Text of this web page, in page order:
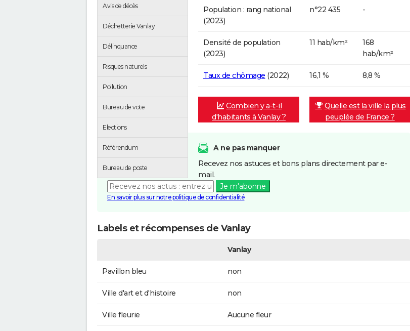
Avis de décès
Déchetterie Vanlay
Délinquance
Risques naturels
Pollution
Bureau de vote
Elections
Référendum
Bureau de poste
Population : rang national
(2023)
n°22 435 -
Densité de population
(2023)
11 hab/km²
168
hab/km²
Taux de chômage (2022) 16,1 % 8,8 %
Combien y a-t-il
d'habitants à Vanlay ?
Quelle est la ville la plus
peuplée de France ?
A ne pas manquer
Recevez nos astuces et bons plans directement par e-
mail.
Je m'abonne
En savoir plus sur notre politique de confidentialité
Labels et récompenses de Vanlay
Vanlay
Pavillon bleu non
Ville d'art et d'histoire non
Ville fleurie Aucune fleur